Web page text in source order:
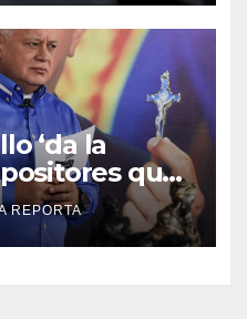
‘da la
que
diálogo
REPORTA